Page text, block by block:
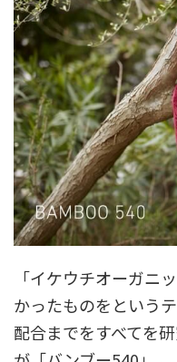
「イケウチオーガニ
かったものをという
配合までをすべてを